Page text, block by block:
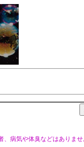
病気や体臭などはありませ